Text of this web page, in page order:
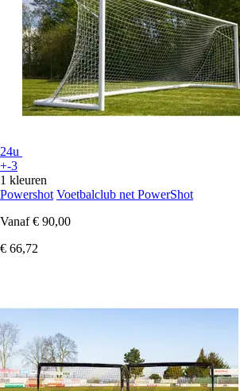
24u
+-3
1 kleuren
Powershot Voetbalclub net PowerShot
Vanaf € 90,00
€ 66,72